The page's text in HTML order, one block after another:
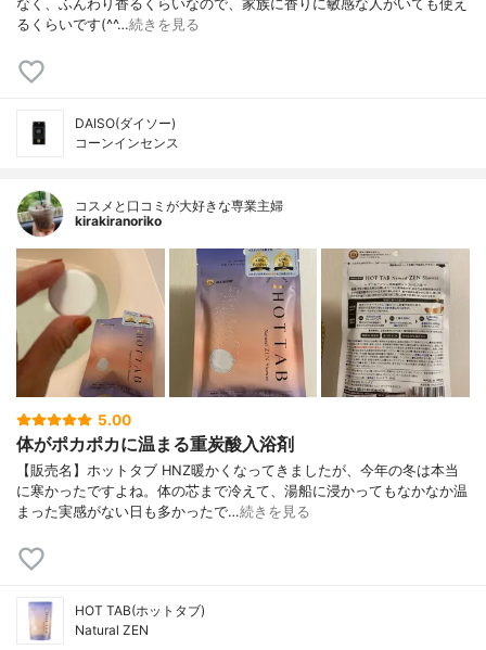
なく、ふんわり香るくらいなので、家族に香りに敏感な人がいても使え
るくらいです(⁠^⁠^⁠…続きを見る
DAISO(ダイソー)
コーンインセンス
コスメと口コミが大好きな専業主婦
kirakiranoriko
5.00
体がポカポカに温まる重炭酸入浴剤
【販売名】ホットタブ HNZ暖かくなってきましたが、今年の冬は本当
に寒かったですよね。体の芯まで冷えて、湯船に浸かってもなかなか温
まった実感がない日も多かったで…続きを見る
HOT TAB(ホットタブ)
Natural ZEN